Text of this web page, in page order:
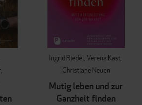
Ingrid Riedel Verena Kast
Christiane Neuen
Mutig leben und zur
Ganzheit finden